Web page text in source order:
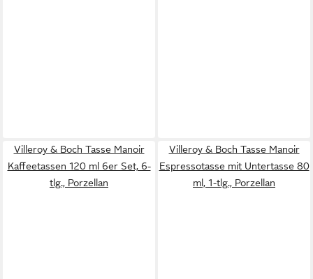
Villeroy & Boch Tasse Manoir
Kaffeetassen 120 ml 6er Set, 6-
tlg., Porzellan
Villeroy & Boch Tasse Manoir
Espressotasse mit Untertasse 80
ml, 1-tlg., Porzellan